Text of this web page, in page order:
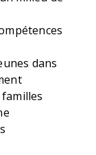
dans